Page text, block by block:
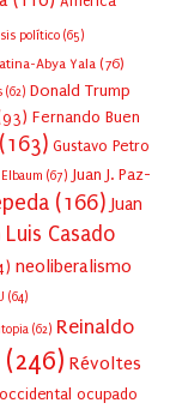
político (65)
Abya Yala (76)
(62) Donald Trump
Fernando Buen
(163) Gustavo Petro
(67) Juan J. Paz-
(166) Juan
Luis Casado
neoliberalismo
(64)
(62) Reinaldo
(246) Révoltes
ocupado